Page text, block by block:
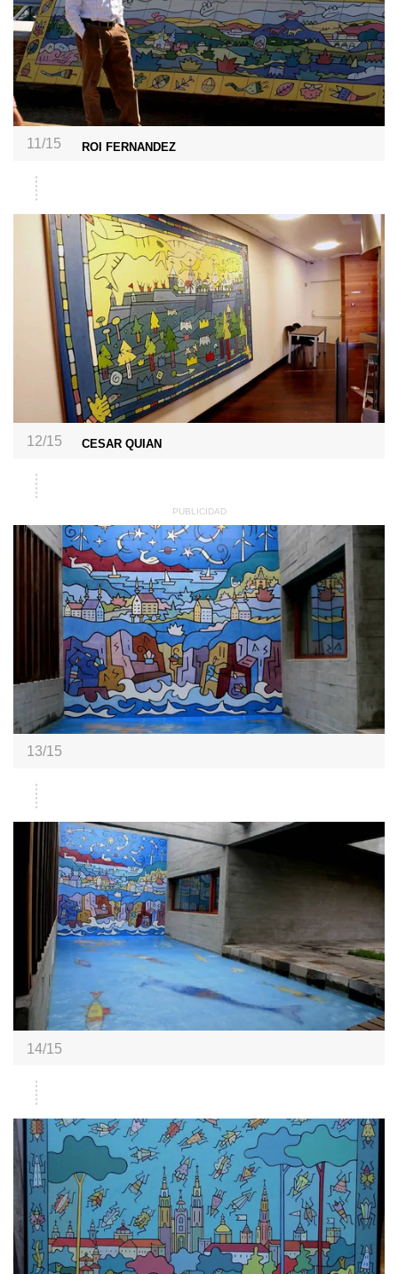
11/15 ROI FERNANDEZ
12/15 CESAR QUIAN
13/15
14/15